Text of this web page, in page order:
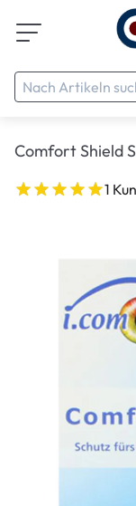
Comfort Shield
1